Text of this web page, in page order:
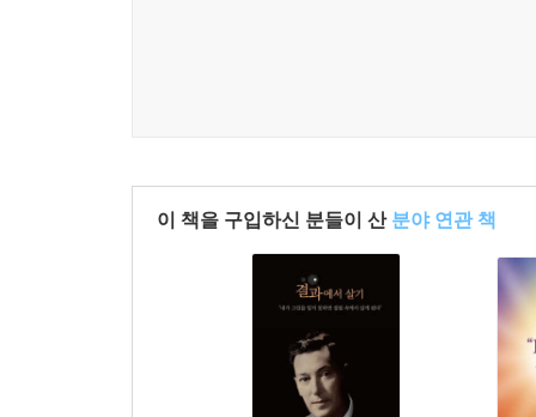
이 책을 구입하신 분들이 산 분야 연관 책